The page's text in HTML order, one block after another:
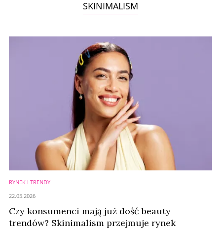
SKINIMALISM
RYNEK I TRENDY
Czy konsumenci mają już dość beauty
trendów? Skinimalism przejmuje rynek
22.05.2026